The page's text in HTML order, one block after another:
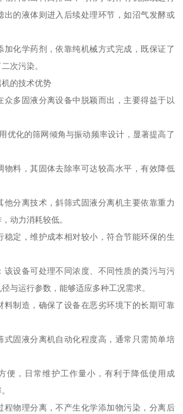
出的液体则进入后续处理环节，如沼气发酵或
加化学药剂，依靠纯机械方式完成，既保证了
次污染。
的技术优势
众多固液分离设备中脱颖而出，主要得益于以
优化的筛网倾角与振动频率设计，显著提高了
物料，其固体去除率可达较高水平，有效降低
他分离技术，斜筛式固液分离机主要依靠重力
动力消耗较低。
稳定，维护成本相对较小，符合节能环保的生
该设备可处理不同浓度、不同性质的粪污与污
与运行参数，能够适应多种工况需求。
料制造，确保了设备在恶劣环境下的长期可靠
式固液分离机自动化程度高，通常只需简单培
便，日常维护工作量小，有利于降低使用成
程物理分离，不产生化学添加物污染，分离后